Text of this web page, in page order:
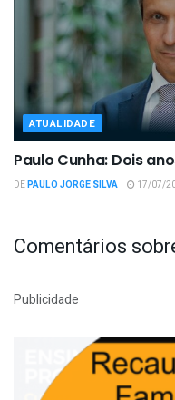
ATUALIDADE
Paulo Cunha: Dois
DEPAULO JORGE SILVA 17/07/
Comentários
Publicidade